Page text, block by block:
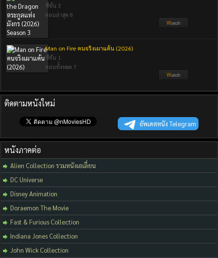
ซีซัน 3
ตอนล่าสุด 8
Man on Fire คนจริงเผาแค้น (2026)
ซีซัน 1
ตอนทั้งหมด 7
ติดตามหนังใหม่
อัพเดตหนัง Telegram
หนังภาคต่อ
Alien Collection รวมหนังเอเลี่ยน
DC Universe
Disney Animation
Doraemon The Movie
Fast & Furious Collection
Indiana Jones Collection
John Wick Collection